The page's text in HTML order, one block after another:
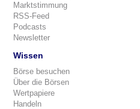
Marktstimmung
RSS-Feed
Podcasts
Newsletter
Wissen
Börse besuchen
Über die Börsen
Wertpapiere
Handeln